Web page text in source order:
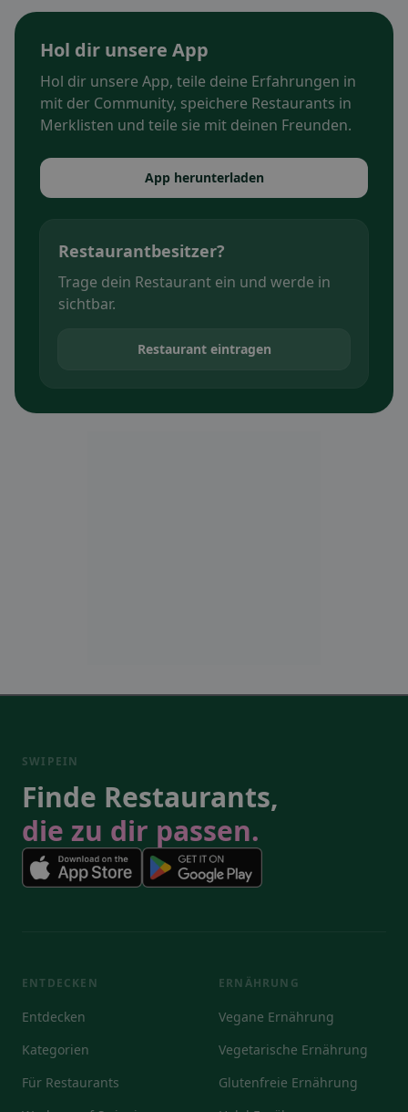
Hol dir unsere App
Hol dir unsere App, teile deine Erfahrungen in
mit der Community, speichere Restaurants in
Merklisten und teile sie mit deinen Freunden.
App herunterladen
Restaurantbesitzer?
Trage dein Restaurant ein und werde in
sichtbar.
Restaurant eintragen
SWIPEIN
Finde Restaurants,
die zu dir passen.
ENTDECKEN
Entdecken
Kategorien
Für Restaurants
ERNÄHRUNG
Vegane Ernährung
Vegetarische Ernährung
Glutenfreie Ernährung